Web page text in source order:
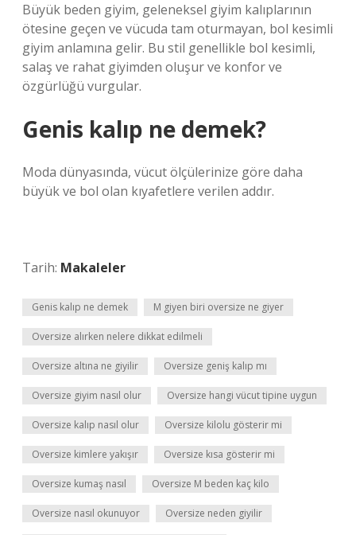
Büyük beden giyim, geleneksel giyim kalıplarının
ötesine geçen ve vücuda tam oturmayan, bol kesimli
giyim anlamına gelir. Bu stil genellikle bol kesimli,
salaş ve rahat giyimden oluşur ve konfor ve
özgürlüğü vurgular.
Genis kalıp ne demek?
Moda dünyasında, vücut ölçülerinize göre daha
büyük ve bol olan kıyafetlere verilen addır.
Tarih: Makaleler
Genis kalıp ne demek M giyen biri oversize ne giyer
Oversize alırken nelere dikkat edilmeli
Oversize altına ne giyilir Oversize geniş kalıp mı
Oversize giyim nasıl olur Oversize hangi vücut tipine uygun
Oversize kalıp nasıl olur Oversize kilolu gösterir mi
Oversize kimlere yakışır Oversize kısa gösterir mi
Oversize kumaş nasıl Oversize M beden kaç kilo
Oversize nasıl okunuyor Oversize neden giyilir